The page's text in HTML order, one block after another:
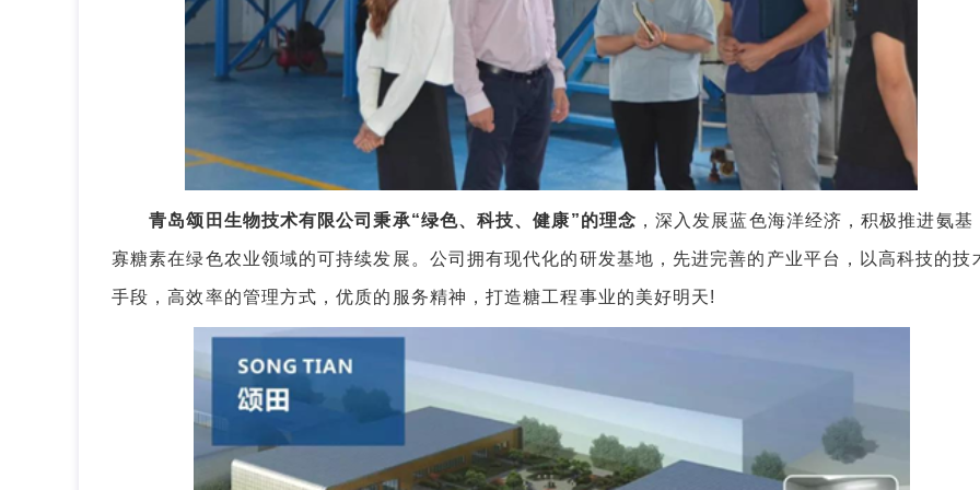
青岛颂田生物技术有限公司秉承“绿色、科技、健康”的理念 ，深入发展蓝色海洋经济，积极推进氨基
寡糖素在绿色农业领域的可持续发展。公司拥有现代化的研发基地，先进完善的产业平台，以高科技的技
手段，高效率的管理方式，优质的服务精神，打造糖工程事业的美好明天!